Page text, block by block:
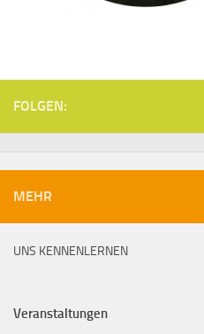
FOLGEN:
MEHR
UNS KENNENLERNEN
Veranstaltungen